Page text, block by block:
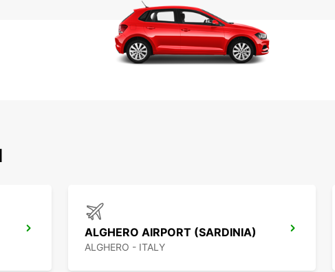
ALGHERO AIRPORT (SARDINIA)
ALGHERO - ITALY